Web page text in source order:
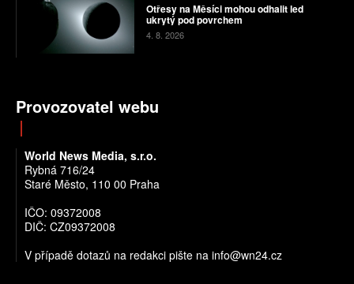
Otřesy na Měsíci mohou odhalit led
ukrytý pod povrchem
4. 8. 2026
Provozovatel webu
World News Media, s.r.o.
Rybná 716/24
Staré Město, 110 00 Praha
IČO: 09372008
DIČ: CZ09372008
V případě dotazů na redakci pište na info@wn24.cz